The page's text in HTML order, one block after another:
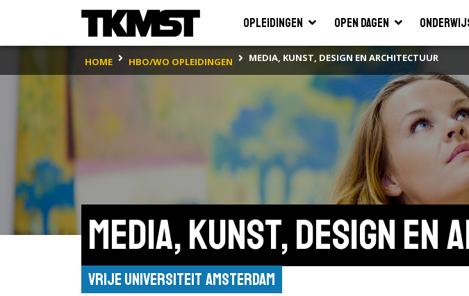
Opleidingen Open dagen
HOME HBO/WO OPLEIDINGEN MEDIA, KUNST, DESIGN EN ARCHITECTUUR
Media, Kunst, Design
Vrije Universiteit Amsterdam